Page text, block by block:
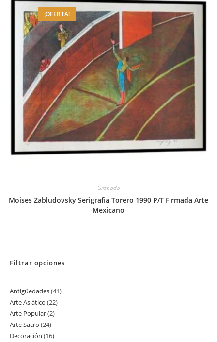
¡OFERTA!
Grabado
Moises Zabludovsky Serigrafia Torero 1990 P/T Firmada Arte
Mexicano
Filtrar opciones
Antigüedades 4141
Arte Asiático 2222
Arte Popular 22
Arte Sacro 2424
productos
Decoración 1616